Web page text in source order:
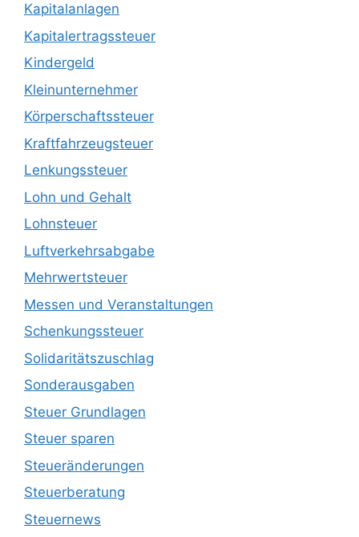
Kapitalanlagen
Kapitalertragssteuer
Kindergeld
Kleinunternehmer
Körperschaftssteuer
Kraftfahrzeugsteuer
Lenkungssteuer
Lohn und Gehalt
Lohnsteuer
Luftverkehrsabgabe
Mehrwertsteuer
Messen und Veranstaltungen
Schenkungssteuer
Solidaritätszuschlag
Sonderausgaben
Steuer Grundlagen
Steuer sparen
Steueränderungen
Steuerberatung
Steuernews